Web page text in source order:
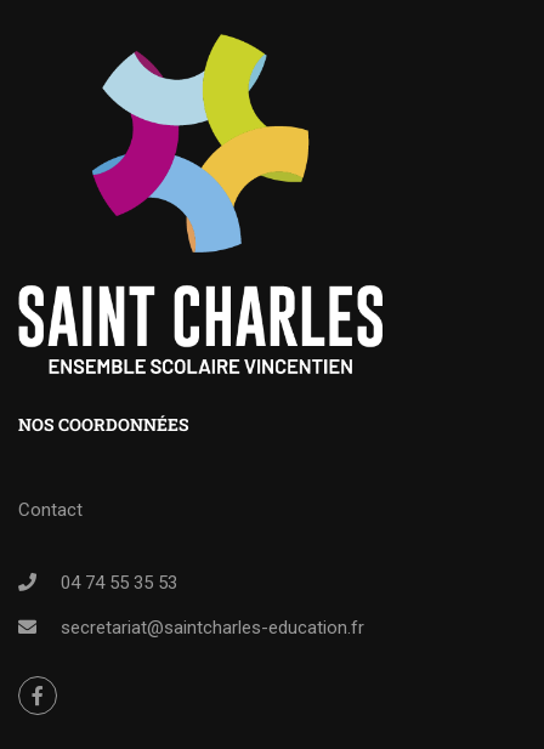
NOS COORDONNÉES
Contact
04 74 55 35 53
secretariat@saintcharles-education.fr